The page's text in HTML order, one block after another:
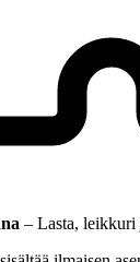
– Lasta, leikkuri